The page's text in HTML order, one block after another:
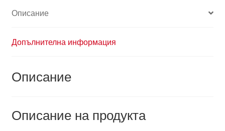
Описание
Допълнителна информация
Описание
Описание на продукта